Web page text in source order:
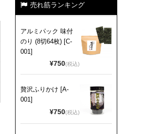
売れ筋ランキング
アルミパック 味付
のり (8切64枚) [C-
001]
¥750(税込)
贅沢ふりかけ [A-
001]
¥750(税込)